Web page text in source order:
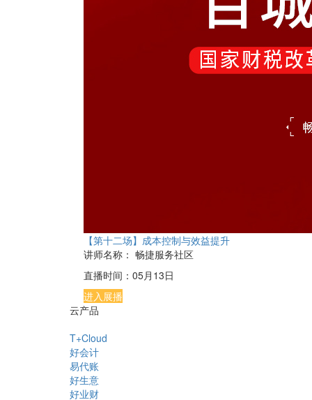
【第十二场】成本控制与效益提升
讲师名称： 畅捷服务社区
直播时间： 05月13日
进入展播
云产品
T+Cloud
好会计
易代账
好生意
好业财